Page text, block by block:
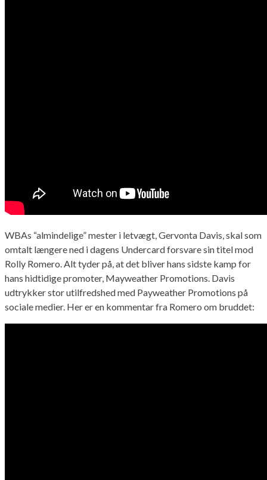
WBAs “almindelige” mester i letvægt, Gervonta Davis, skal som
omtalt længere ned i dagens Undercard forsvare sin titel mod
Rolly Romero. Alt tyder på, at det bliver hans sidste kamp for
hans hidtidige promoter, Mayweather Promotions. Davis
udtrykker stor utilfredshed med Payweather Promotions på
sociale medier. Her er en kommentar fra Romero om bruddet: